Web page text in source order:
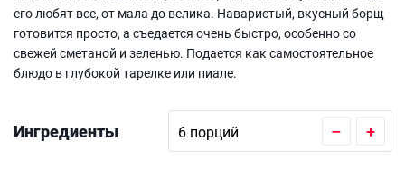
его любят все, от мала до велика. Наваристый, вкусный борщ
готовится просто, а съедается очень быстро, особенно со
свежей сметаной и зеленью. Подается как самостоятельное
блюдо в глубокой тарелке или пиале.
Ингредиенты – +